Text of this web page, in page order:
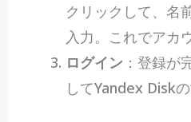
クリックして、名
入力。これでアカ
ログイン ：登録が
してYandex Disk